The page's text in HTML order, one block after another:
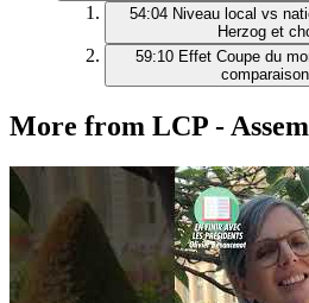
54:04 Niveau local vs
Herzog et
59:10 Effet Coupe du
More from LCP -